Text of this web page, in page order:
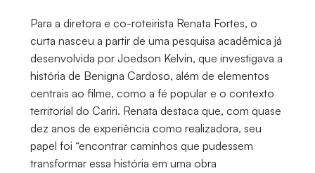
Para a diretora e co-roteirista Renata Fortes, o
curta nasceu a partir de uma pesquisa acadêmica já
desenvolvida por Joedson Kelvin, que investigava a
história de Benigna Cardoso, além de elementos
centrais ao filme, como a fé popular e o contexto
territorial do Cariri. Renata destaca que, com quase
dez anos de experiência como realizadora, seu
papel foi “encontrar caminhos que pudessem
transformar essa história em uma obra